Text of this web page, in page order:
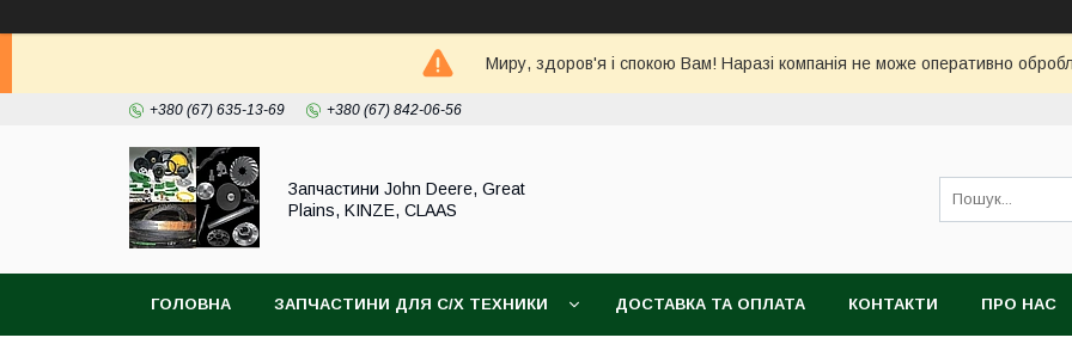
Миру, здоров'я і спокою Вам! Наразі компанія не може оперативно
+380 (67) 635-13-69 +380 (67) 842-06-56
Запчастини John Deere, Great
Plains, KINZE, CLAAS
ГОЛОВНА ЗАПЧАСТИНИ ДЛЯ С/Х ТЕХНИКИ ДОСТАВКА ТА ОПЛАТА КОНТАКТИ ПРО НАС